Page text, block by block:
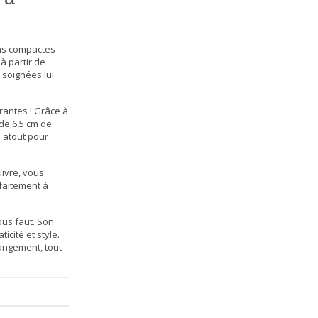
compactes
partir de
lui
! Grâce à
6,5 cm de
atout pour
vous
à
faut. Son
et style.
tout